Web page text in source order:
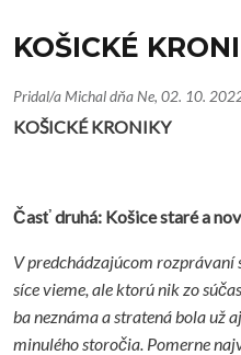
KOŠICKÉ
Pridal/a Michaldňa Ne, 02. 10.
KOŠICKÉ KRONIKY
Časť druhá: Košice staré a
V predchádzajúcom rozprávaní
síce vieme, ale ktorú nik zo
ba neznáma a stratená bola už
minulého storočia. Pomerne